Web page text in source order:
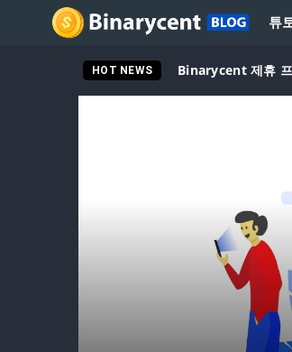
튜
HOT NEWS Binarycent 제휴